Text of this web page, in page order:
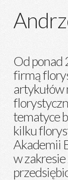
Od ponad
firmą
artykułów
tematyce
kilku
Akademii
w